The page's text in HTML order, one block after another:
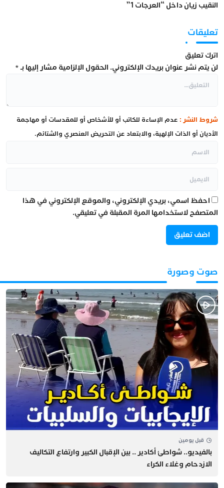
النقيب زيان داخل “العرجات 1”
تعليقات
اترك تعليق
لن يتم نشر عنوان بريدك الإلكتروني. الحقول الإلزامية مشار إليها بـ*
شروط النشر : عدم الإساءة للكاتب أو للأشخاص أو للمقدسات أو مهاجمة
الأديان أو الذات الإلهية، والابتعاد عن التحريض العنصري والشتائم.
احفظ اسمي، بريدي الإلكتروني، والموقع الإلكتروني في هذا
المتصفح لاستخدامها المرة المقبلة في تعليقي.
صوت وصورة
قبل يومين
بالفيديو.. شواطئ أكادير .. بين الإقبال الكبير وارتفاع التكاليف
الازدحام وغلاء الكراء